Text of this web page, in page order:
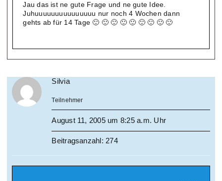
Jau das ist ne gute Frage und ne gute Idee.
Juhuuuuuuuuuuuuuuu nur noch 4 Wochen dann
gehts ab für 14 Tage 🙂 🙂 🙂 🙂 🙂 🙂 🙂 🙂 🙂
Silvia
Teilnehmer
August 11, 2005 um 8:25 a.m. Uhr
Beitragsanzahl: 274